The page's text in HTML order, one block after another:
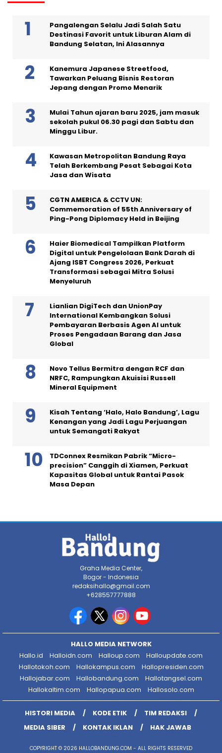
Pangalengan Selalu Jadi Salah Satu
Destinasi Favorit untuk Liburan Alam di
Bandung Selatan, Ini Alasannya
Kanemura Japanese Streetfood,
Tawarkan Peluang Bisnis Restoran
Jepang dengan Promo Menarik
Mulai Tahun ajaran baru 2025, jam masuk
sekolah pukul 06.30 pagi dan Sabtu dan
Minggu Libur.
Kawasan Metropolitan Bandung Raya
Telah Berkembang Pesat Sebagai Kota
Jasa dan Wisata
CGTN AMERICA & CCTV UN:
Commemoration of 55th Anniversary of
Ping-Pong Diplomacy Held in Beijing
Haier Biomedical Tampilkan Platform
Digital untuk Pengelolaan Bank Darah di
Ajang ISBT Congress 2026, Perkuat
Transformasi sebagai Mitra Solusi
Menyeluruh
Lianlian DigiTech dan UnionPay
International Kembangkan Solusi
Pembayaran Berbasis Agen AI untuk
Proses Pengadaan Barang dan Jasa
Global
Novo Tellus Bermitra dengan RCF dan
NRFC, Rampungkan Akuisisi Russell
Mineral Equipment
Kisah Tentang ‘Halo, Halo Bandung’, Lagu
Kenangan yang Jadi Lagu Perjuangan
untuk Semangati Rakyat
TDConnex Resmikan Pabrik “Micro-
precision” Canggih di Xiamen, Perkuat
Kapasitas Global untuk Rantai Pasok
Masa Depan
Graha Media Center,
Bogor - Indonesia
redaksihallo@gmail.com
+628557777888
HALLO MEDIA NETWORK
Hallo.id
Halloidn.com Halloup.com
Halloupdate.com
Hallotokoh.com
Hallokampus.com
Hallopresiden.com
Hallojabar.com
Hallobandung.com
Hallotangsel.com
Hallokaltim.com
Hallopapua.com Hallosolo.com
HISTORI MEDIA KODE ETIK
TIM REDAKSI
MEDIA SIBER
KONTAK IKLAN HAK JAWAB
COPYRIGHT © 2026 HALLOBANDUNG.COM - ALL RIGHTS RESERVED